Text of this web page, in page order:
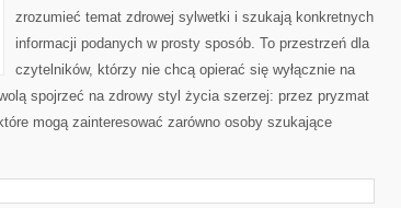
zrozumieć temat zdrowej sylwetki i szukają konkretnych
informacji podanych w prosty sposób. To przestrzeń dla
czytelników, którzy nie chcą opierać się wyłącznie na
spojrzeć na zdrowy styl życia szerzej: przez pryzmat
mogą zainteresować zarówno osoby szukające